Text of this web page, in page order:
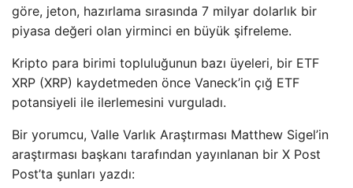
göre, jeton, hazırlama sırasında 7 milyar dolarlık bir
piyasa değeri olan yirminci en büyük şifreleme.
Kripto para birimi topluluğunun bazı üyeleri, bir ETF
XRP (XRP) kaydetmeden önce Vaneck’in çığ ETF
potansiyeli ile ilerlemesini vurguladı.
Bir yorumcu, Valle Varlık Araştırması Matthew Sigel’in
araştırması başkanı tarafından yayınlanan bir X Post
Post’ta şunları yazdı: